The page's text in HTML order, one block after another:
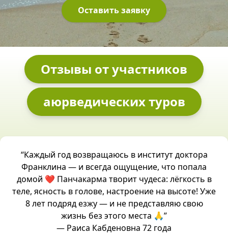
Оставить заявку
Отзывы от участников
аюрведических туров
“Каждый год возвращаюсь в институт доктора
Франклина — и всегда ощущение, что попала
домой ❤️ Панчакарма творит чудеса: лёгкость в
теле, ясность в голове, настроение на высоте! Уже
8 лет подряд езжу — и не представляю свою
жизнь без этого места 🙏”
— Раиса Кабденовна 72 года